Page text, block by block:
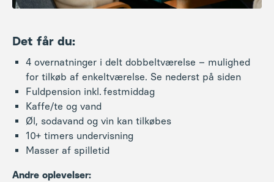
Det får du:
4 overnatninger i delt dobbeltværelse – mulighed
for tilkøb af enkeltværelse. Se nederst på siden
Fuldpension inkl. festmiddag
Kaffe/te og vand
Øl, sodavand og vin kan tilkøbes
10+ timers undervisning
Masser af spilletid
Andre oplevelser: